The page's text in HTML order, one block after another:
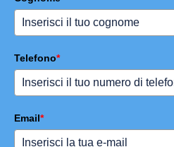
Telefono*
Email*